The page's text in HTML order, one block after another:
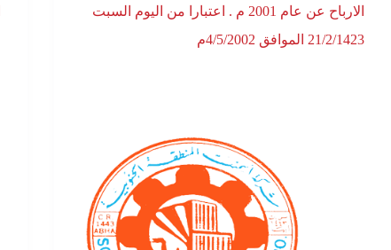
الارباح عن عام 2001 م . اعتبارا من اليوم السبت
21/2/1423 الموافق 4/5/2002م